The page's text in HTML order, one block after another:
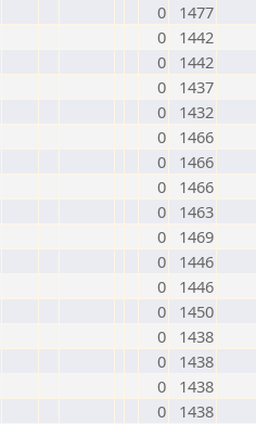
0
1477
0
1442
0
1442
0
1437
0
1432
0
1466
0
1466
0
1466
0
1463
0
1469
0
1446
0
1446
0
1450
0
1438
0
1438
0
1438
0
1438